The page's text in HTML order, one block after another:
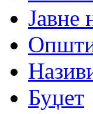
Јавне
Буџет